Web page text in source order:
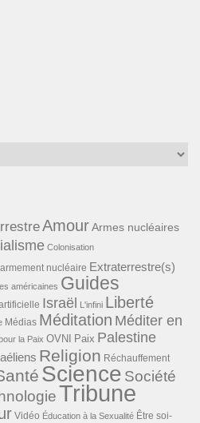
AmourArmes nucléaires
Colonisation
nucléaire Extraterrestre(s)
américaines Guides
Israël L'infini Liberté
Médias Méditation Méditer en
la Paix OVNI Paix Palestine
Religion Réchauffement
Science Société
Tribune
Vidéo Éducation à la Sexualité Être soi-